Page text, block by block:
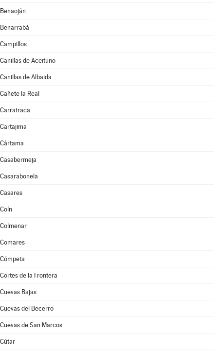
Benaoján
Benarrabá
Campillos
Canillas de Aceituno
Canillas de Albaida
Cañete la Real
Carratraca
Cartajima
Cártama
Casabermeja
Casarabonela
Casares
Coín
Colmenar
Comares
Cómpeta
Cortes de la Frontera
Cuevas Bajas
Cuevas del Becerro
Cuevas de San Marcos
Cútar